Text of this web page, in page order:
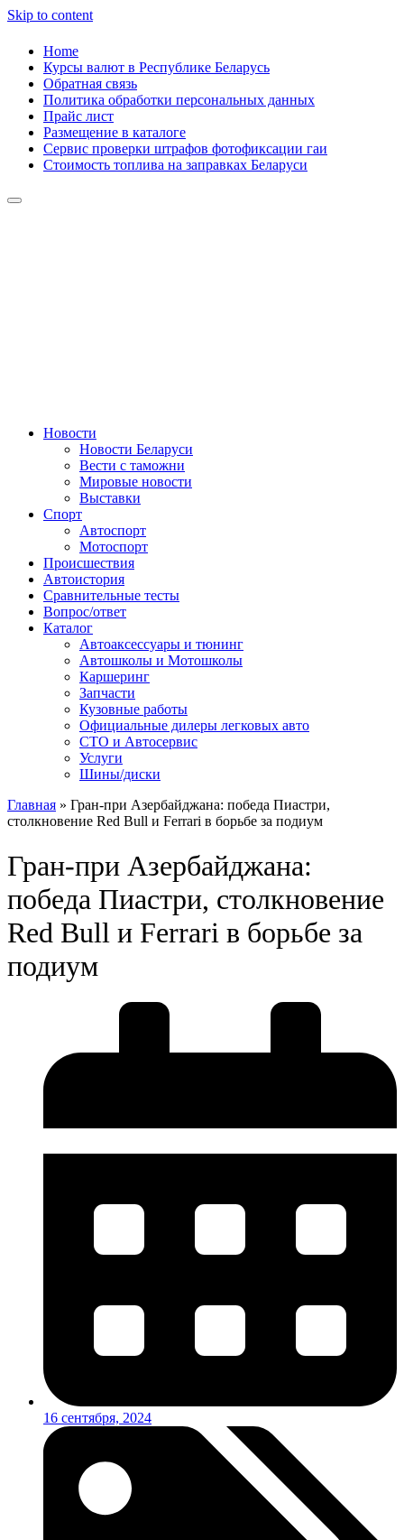
Skip to content
Home
Курсы валют в Республике Беларусь
Обратная связь
Политика обработки персональных данных
Прайс лист
Размещение в каталоге
Сервис проверки штрафов фотофиксации гаи
Стоимость топлива на заправках Беларуси
Сайт про автомобили
Новости
Новости Беларуси
Вести с таможни
Мировые новости
Выставки
Спорт
Автоспорт
Мотоспорт
Происшествия
Автоистория
Сравнительные тесты
Вопрос/ответ
Каталог
Автоакcессуары и тюнинг
Автошколы и Мотошколы
Каршеринг
Запчасти
Кузовные работы
Официальные дилеры легковых авто
СТО и Автосервис
Услуги
Шины/диски
Главная » Гран-при Азербайджана: победа Пиастри,
столкновение Red Bull и Ferrari в борьбе за подиум
Гран-при Азербайджана:
победа Пиастри, столкновение
Red Bull и Ferrari в борьбе за
подиум
16 сентября, 2024